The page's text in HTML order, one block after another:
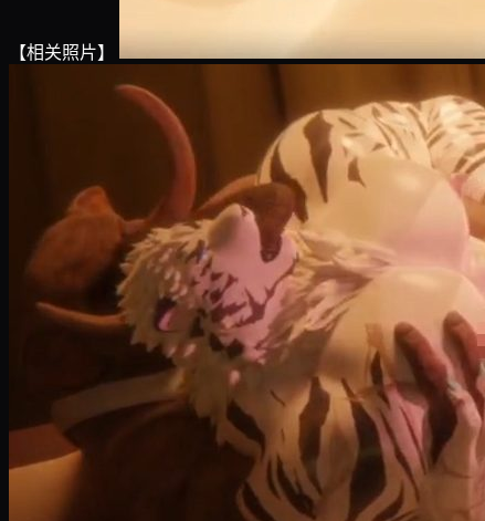
【相关照片】